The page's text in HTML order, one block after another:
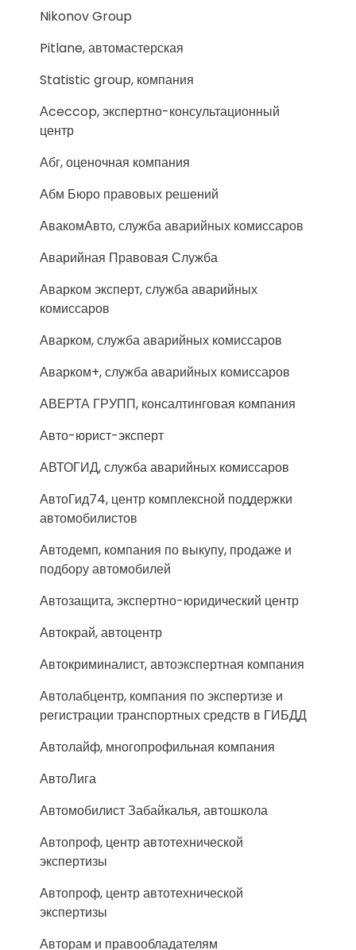
Nikonov Group
Pitlane, автомастерская
Statistic group, компания
Аceccop, экспертно-консультационный
центр
Абг, оценочная компания
Абм Бюро правовых решений
АвакомАвто, служба аварийных комиссаров
Аварийная Правовая Служба
Аварком эксперт, служба аварийных
комиссаров
Аварком, служба аварийных комиссаров
Аварком+, служба аварийных комиссаров
АВЕРТА ГРУПП, консалтинговая компания
Авто-юрист-эксперт
АВТОГИД, служба аварийных комиссаров
АвтоГид74, центр комплексной поддержки
автомобилистов
Автодемп, компания по выкупу, продаже и
подбору автомобилей
Автозащита, экспертно-юридический центр
Автокрай, автоцентр
Автокриминалист, автоэкспертная компания
Автолабцентр, компания по экспертизе и
регистрации транспортных средств в ГИБДД
Автолайф, многопрофильная компания
АвтоЛига
Автомобилист Забайкалья, автошкола
Автопроф, центр автотехнической
экспертизы
Автопроф, центр автотехнической
экспертизы
Авторам и правообладателям